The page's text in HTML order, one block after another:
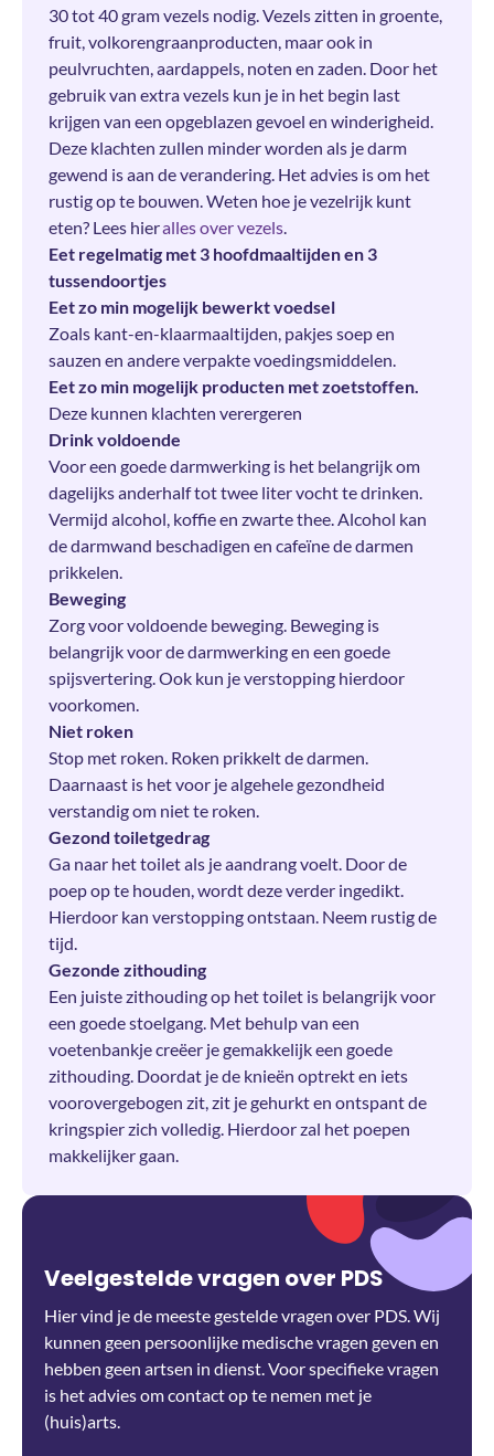
30 tot 40 gram vezels nodig. Vezels zitten in groente,
fruit, volkorengraanproducten, maar ook in
peulvruchten, aardappels, noten en zaden. Door het
gebruik van extra vezels kun je in het begin last
krijgen van een opgeblazen gevoel en winderigheid.
Deze klachten zullen minder worden als je darm
gewend is aan de verandering. Het advies is om het
rustig op te bouwen. Weten hoe je vezelrijk kunt
eten? Lees hieralles over vezels.
Eet regelmatig met 3 hoofdmaaltijden en 3
tussendoortjes
Eet zo min mogelijk bewerkt voedsel
Zoals kant-en-klaarmaaltijden, pakjes soep en
sauzen en andere verpakte voedingsmiddelen.
Eet zo min mogelijk producten met zoetstoffen.
Deze kunnen klachten verergeren
Drink voldoende
Voor een goede darmwerking is het belangrijk om
dagelijks anderhalf tot twee liter vocht te drinken.
Vermijd alcohol, koffie en zwarte thee. Alcohol kan
de darmwand beschadigen en cafeïne de darmen
prikkelen.
Beweging
Zorg voor voldoende beweging. Beweging is
belangrijk voor de darmwerking en een goede
spijsvertering. Ook kun je verstopping hierdoor
voorkomen.
Niet roken
Stop met roken. Roken prikkelt de darmen.
Daarnaast is het voor je algehele gezondheid
verstandig om niet te roken.
Gezond toiletgedrag
Ga naar het toilet als je aandrang voelt. Door de
poep op te houden, wordt deze verder ingedikt.
Hierdoor kan verstopping ontstaan. Neem rustig de
tijd.
Gezonde zithouding
Een juiste zithouding op het toilet is belangrijk voor
een goede stoelgang. Met behulp van een
voetenbankje creëer je gemakkelijk een goede
zithouding. Doordat je de knieën optrekt en iets
voorovergebogen zit, zit je gehurkt en ontspant de
kringspier zich volledig. Hierdoor zal het poepen
makkelijker gaan.
Veelgestelde vragen over PDS
Hier vind je de meeste gestelde vragen over PDS. Wij
kunnen geen persoonlijke medische vragen geven en
hebben geen artsen in dienst. Voor specifieke vragen
is het advies om contact op te nemen met je
(huis)arts.